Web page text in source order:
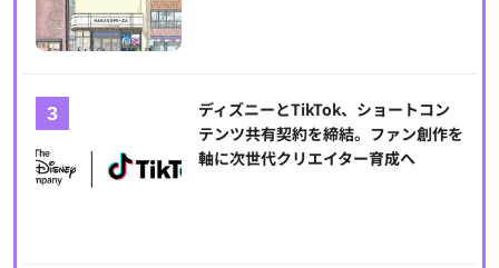
ディズニーとTikTok、ショートコン
テンツ共有契約を締結。ファン創作を
軸に次世代クリエイター育成へ